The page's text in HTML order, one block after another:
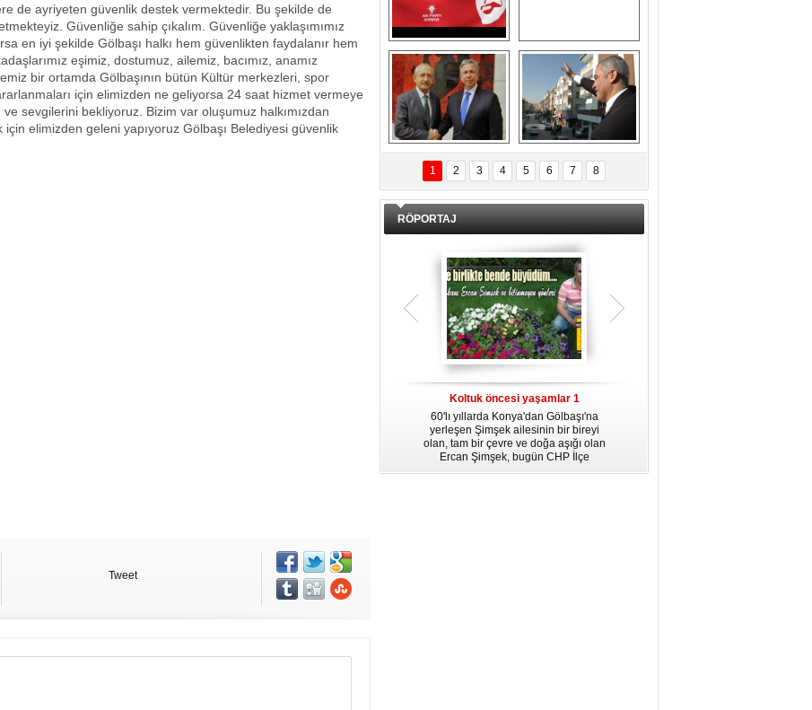
de ayriyeten güvenlik destek vermektedir. Bu şekilde de
Güvenliğe sahip çıkalım. Güvenliğe yaklaşımımız
en iyi şekilde Gölbaşı halkı hem güvenlikten faydalanır hem
eşimiz, dostumuz, ailemiz, bacımız, anamız
bir ortamda Gölbaşının bütün Kültür merkezleri, spor
için elimizden ne geliyorsa 24 saat hizmet vermeye
ve sevgilerini bekliyoruz. Bizim var oluşumuz halkımızdan
elimizden geleni yapıyoruz Gölbaşı Belediyesi güvenlik
Tweet
Asla Yalnız
Yürümeyeceksin
Uzun Adam
GÖKÇEK'TEN
HOLLYWOOD
FİLMLERİNİ
ARATMAYAN
TANITIM
DAL İÇERİ ZÜBÜK!
ERCAN ŞİMŞEK
GÖLBAŞI'NDA
KASIRGA ETKİSİ
YARATTI !
1 2 3 4 5 6 7 8
RÖPORTAJ
Koltuk öncesi yaşamlar 1
60'lı yıllarda Konya'dan Gölbaşı'na
yerleşen Şimşek ailesinin bir bireyi
olan, tam bir çevre ve doğa aşığı olan
Ercan Şimşek, bugün CHP İlçe
Başkanlığı yaptığı Gölbaşı'nda yaşam
Teşrik tekbiri nedir? Ne anlama gelir?